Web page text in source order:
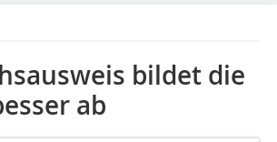
bildet die
ab